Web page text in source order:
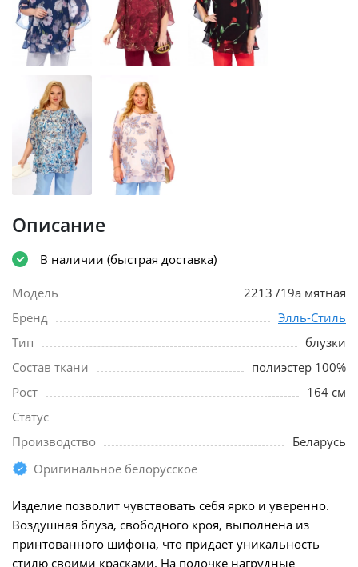
Описание
В наличии (быстрая доставка)
Модель
2213 /19а мятная
Бренд
Элль-Стиль
Тип
блузки
Состав ткани
полиэстер 100%
Рост
164 см
Статус
Производство
Беларусь
Оригинальное белорусское
Изделие позволит чувствовать себя ярко и уверенно.
Воздушная блуза, свободного кроя, выполнена из
принтованного шифона, что придает уникальность
стилю своими красками. На полочке нагрудные